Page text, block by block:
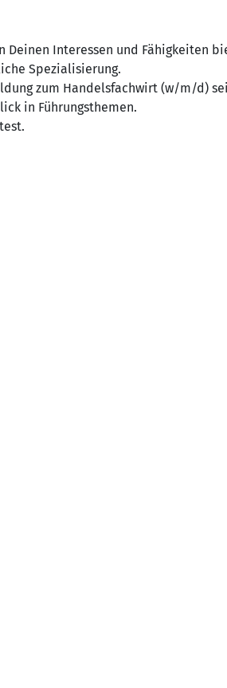
Deinen Interessen und Fähigkeiten
Spezialisierung.
zum Handelsfachwirt (w/m/d)
in Führungsthemen.